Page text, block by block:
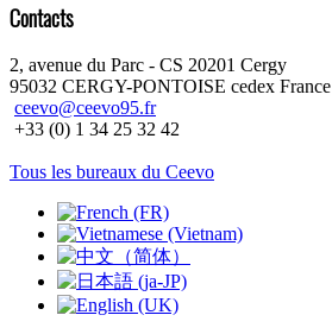
Contacts
2, avenue du Parc - CS 20201 Cergy
95032 CERGY-PONTOISE cedex France
ceevo@ceevo95.fr
+33 (0) 1 34 25 32 42
Tous les bureaux du Ceevo